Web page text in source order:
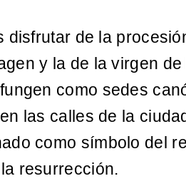
disfrutar de la
y la de la virgen
como sedes
las calles de la
como símbolo del
resurrección.